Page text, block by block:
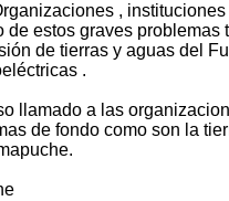
,
estos graves
de tierras y aguas del
.
llamado a las
de fondo como son la